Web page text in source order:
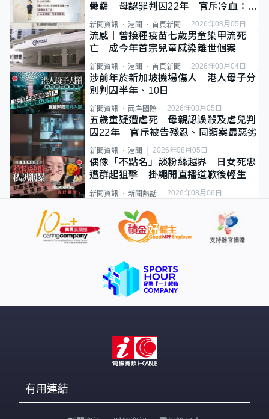
纍纍 母認罪判囚22年 官斥冷血：同
類案最惡劣
新聞資訊 港聞 首頁新聞 2026年08月05日
流感｜曾接種疫苗七歲男童染甲流死
亡 成今年首宗兒童感染離世個案
新聞資訊 港聞 首頁新聞 2026年08月04日
涉前年於新加坡機場傷人 港人母子分
別判囚半年、10日
新聞資訊 兩岸國際 2026年08月05日
五歲童疑遭虐死｜母親認誤殺及虐兒判
囚22年 官斥被告殘忍、同類案最惡劣
新聞資訊 港聞 2026年08月05日
偶像「不點名」談粉絲越界 日女死忠
遭群起狙擊 掛繩開直播道歉後輕生
新聞資訊 新聞熱話 2026年08月06日
有用連結